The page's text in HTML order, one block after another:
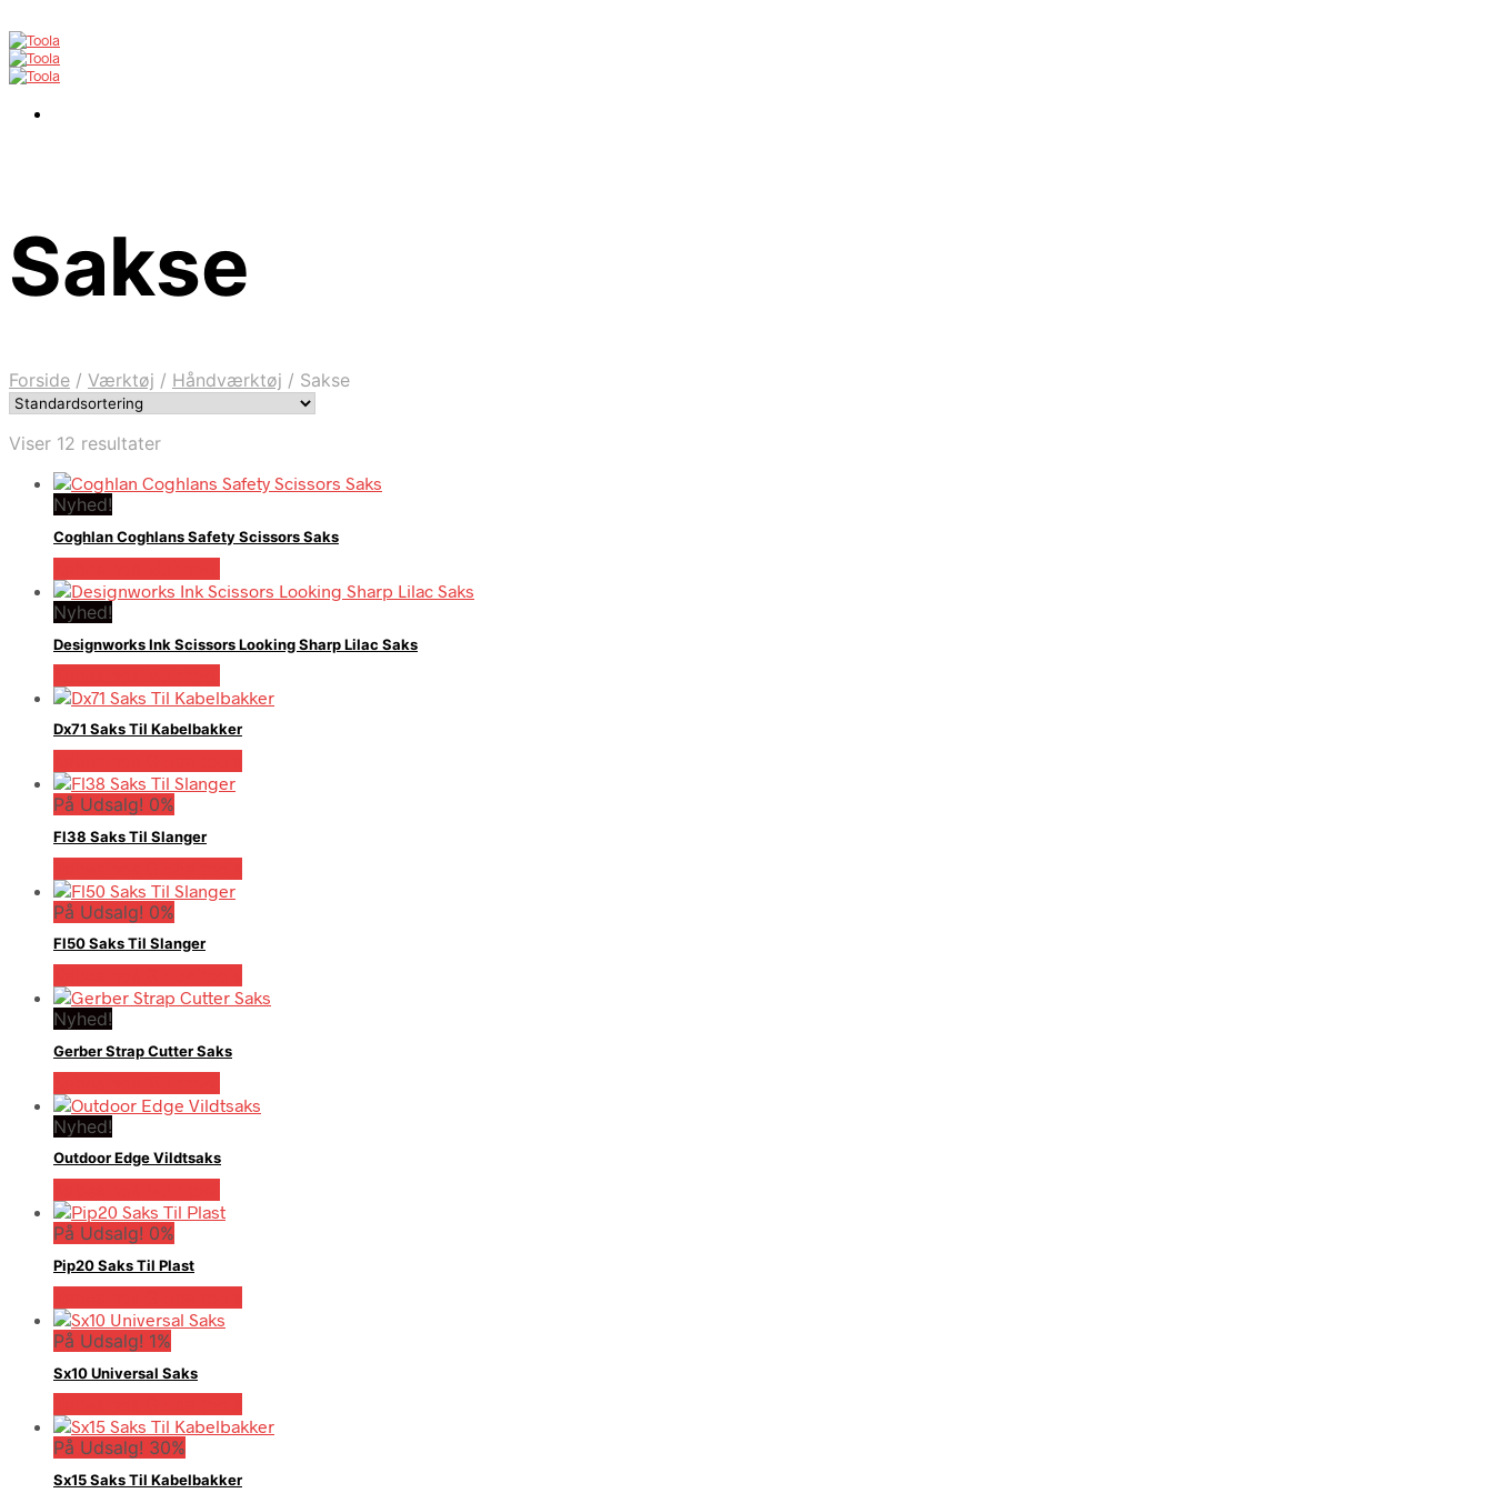
Sakse
Forside / Værktøj / Håndværktøj / Sakse
Viser 12 resultater
Nyhed!
Coghlan Coghlans Safety Scissors Saks
Nyhed!
Designworks Ink Scissors Looking Sharp Lilac Saks
Dx71 Saks Til Kabelbakker
På Udsalg! 0%
Fl38 Saks Til Slanger
På Udsalg! 0%
Fl50 Saks Til Slanger
Nyhed!
Gerber Strap Cutter Saks
Nyhed!
Outdoor Edge Vildtsaks
På Udsalg! 0%
Pip20 Saks Til Plast
På Udsalg! 1%
Sx10 Universal Saks
På Udsalg! 30%
Sx15 Saks Til Kabelbakker